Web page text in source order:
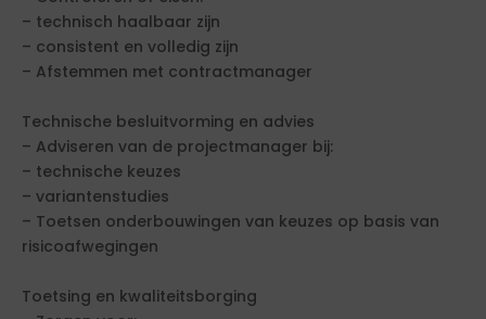
– technisch haalbaar zijn
– consistent en volledig zijn
– Afstemmen met contractmanager
Technische besluitvorming en advies
– Adviseren van de projectmanager bij:
– technische keuzes
– variantenstudies
– Toetsen onderbouwingen van keuzes op basis van
risicoafwegingen
Toetsing en kwaliteitsborging